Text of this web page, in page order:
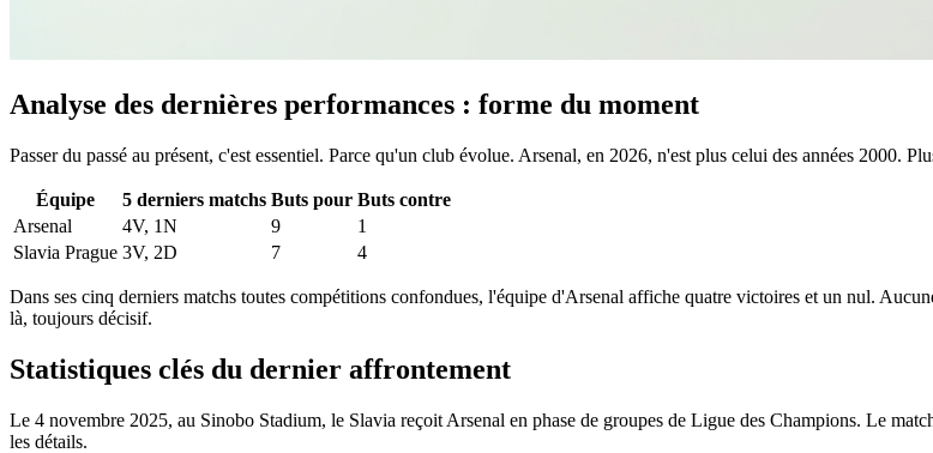
Analyse des dernières performances : forme du moment
Passer du passé au présent, c'est essentiel. Parce qu'un club évolue. Arsenal, en 2026, n'est plus celui des années 2000.
Équipe 5 derniers matchs Buts pour Buts contre
Arsenal
4V, 1N 9
1
Slavia Prague 3V, 2D 7 4
Dans ses cinq derniers matchs toutes compétitions confondues, l'équipe d'Arsenal affiche quatre victoires et un nul.
là, toujours décisif.
Statistiques clés du dernier affrontement
Le 4 novembre 2025, au Sinobo Stadium, le Slavia reçoit Arsenal en phase de groupes de Ligue des Champions. Le
les détails.